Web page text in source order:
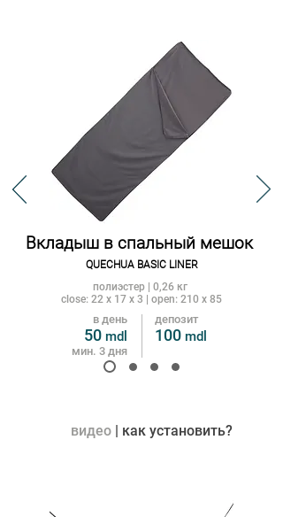
Вкладыш в спальный мешок
QUECHUABASIC LINER
полиэстер | 0,26 кг
close: 22 x 17 x 3 | open: 210 x 85
депозит
100 mdl
в день
50 mdl
мин. 3 дня
видео | как установить?